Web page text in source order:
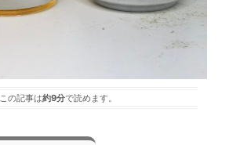
この記事は約9分で読めます。